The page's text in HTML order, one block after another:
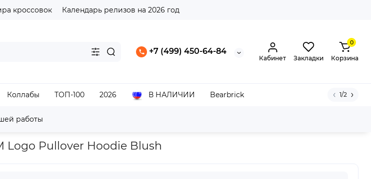
кроссовок Календарь релизов на 2026 год
+7 (499) 450-64-84
Кабинет Закладки
0
Корзина
Коллабы ТОП-100 2026 В НАЛИЧИИ Bearbrick 1/2
работы
Pullover Hoodie Blush
Logo Pullover Hoodie Blush